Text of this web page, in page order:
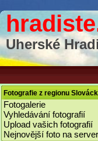
Uherské
Fotografie z regionu
Fotogalerie
Vyhledávání fotografií
Upload vašich fotografií
Nejnovější foto na